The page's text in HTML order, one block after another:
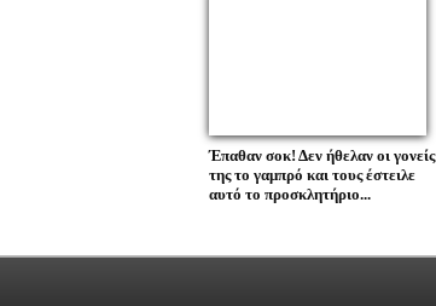
Έπαθαν σοκ! Δεν ήθελαν οι γονείς
της το γαμπρό και τους έστειλε
αυτό το προσκλητήριο...